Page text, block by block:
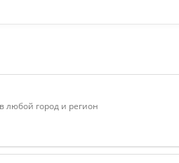
любой город и регион